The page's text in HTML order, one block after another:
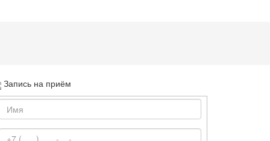
Запись на приём